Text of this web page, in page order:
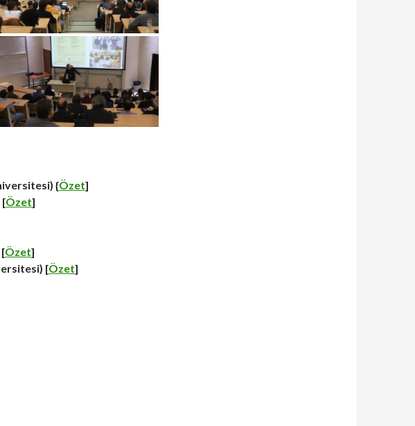
{Özet]
[Özet]
Özet]
[Özet]